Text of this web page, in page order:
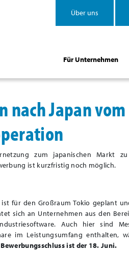
Über uns
Für Unternehmen
Japan
zum japanischen Markt
ist kurzfristig noch möglich.
für den Großraum Tokio geplant
sich an Unternehmen aus den
Auch hier sind
im Leistungsumfang enthalten,
Bewerbungsschluss ist der 18. Juni.